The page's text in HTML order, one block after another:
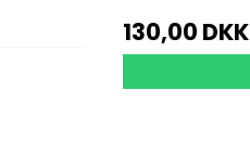
130,00 DKK